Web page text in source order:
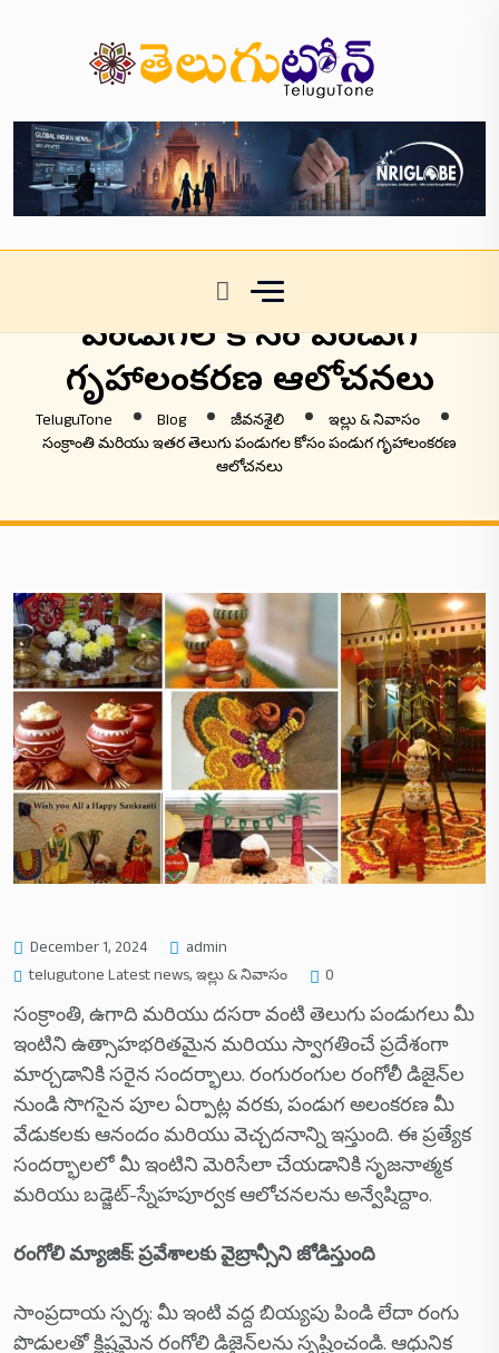
సంక్రాంతి మరియు ఇతర తెలుగు
పండుగల కోసం పండుగ
గృహాలంకరణ ఆలోచనలు
TeluguTone Blog జీవనశైలి
ఇల్లు & నివాసం
సంక్రాంతి మరియు ఇతర తెలుగు పండుగల కోసం పండుగ గృహాలంకరణ
ఆలోచనలు
December 1, 2024
admin
telugutone Latest news,ఇల్లు & నివాసం 0
సంక్రాంతి, ఉగాది మరియు దసరా వంటి తెలుగు పండుగలు మీ
ఇంటిని ఉత్సాహభరితమైన మరియు స్వాగతించే ప్రదేశంగా
మార్చడానికి సరైన సందర్భాలు. రంగురంగుల రంగోలీ డిజైన్‌ల
నుండి సొగసైన పూల ఏర్పాట్ల వరకు, పండుగ అలంకరణ మీ
వేడుకలకు ఆనందం మరియు వెచ్చదనాన్ని ఇస్తుంది. ఈ ప్రత్యేక
సందర్భాలలో మీ ఇంటిని మెరిసేలా చేయడానికి సృజనాత్మక
మరియు బడ్జెట్-స్నేహపూర్వక ఆలోచనలను అన్వేషిద్దాం.
రంగోలి మ్యాజిక్: ప్రవేశాలకు వైబ్రాన్సీని జోడిస్తుంది
సాంప్రదాయ స్పర్శ: మీ ఇంటి వద్ద బియ్యపు పిండి లేదా రంగు